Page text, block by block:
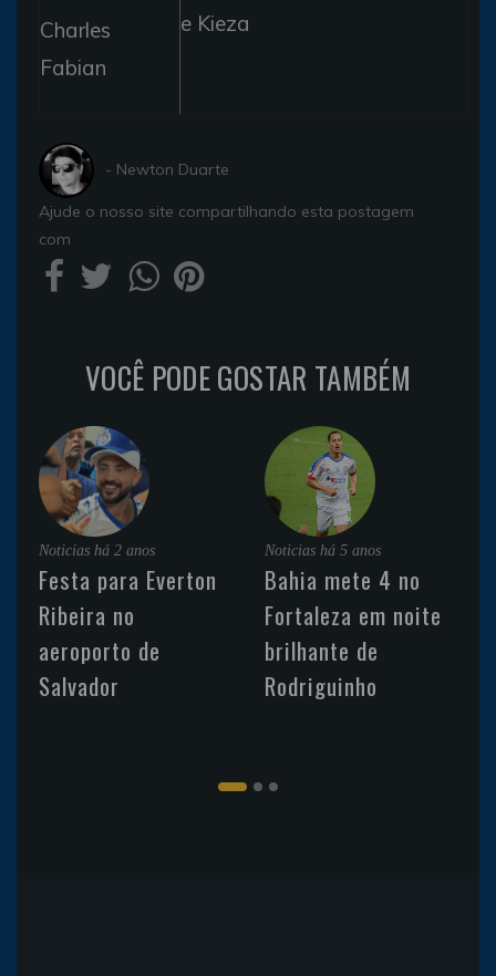
e Kieza
Charles
Fabian
- Newton Duarte
Ajude o nosso site compartilhando esta postagem
com
VOCÊ PODE GOSTAR TAMBÉM
Noticias há 2 anos
Festa para Everton
Ribeira no
aeroporto de
Salvador
Noticias há 5 anos
Bahia mete 4 no
Fortaleza em noite
brilhante de
Rodriguinho